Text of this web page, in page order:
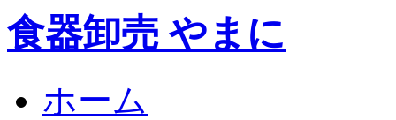
食器卸売 やまに
ホーム